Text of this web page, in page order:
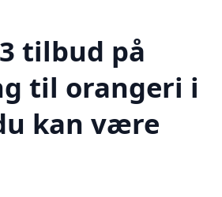
tilbud på
til orangeri i
kan være